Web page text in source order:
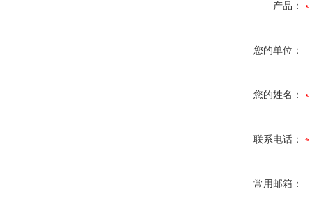
产品：
您的单位：
您的姓名：
联系电话：
常用邮箱：